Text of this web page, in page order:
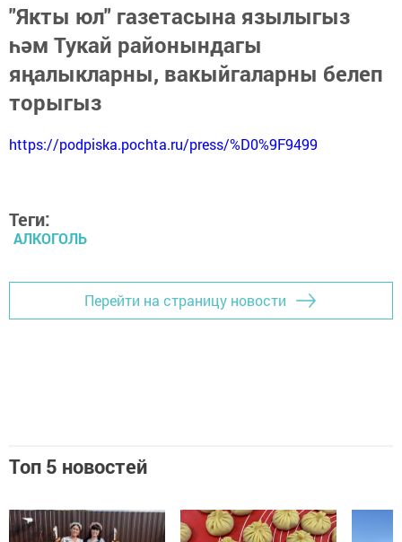
"Якты юл" газетасына язылыгыз
һәм Тукай районындагы
яңалыкларны, вакыйгаларны белеп
торыгыз
https://podpiska.pochta.ru/press/%D0%9F9499
Теги:
АЛКОГОЛЬ
Перейти на страницу новости
Топ 5 новостей